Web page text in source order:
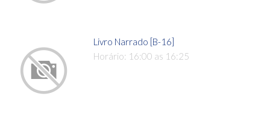
Livro Narrado [B-16]
Horário: 16:00 as 16:25